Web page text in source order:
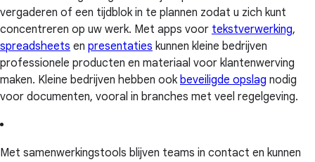
vergaderen of een tijdblok in te plannen zodat u zich kunt
concentreren op uw werk. Met apps voor tekstverwerking,
spreadsheets en presentaties kunnen kleine bedrijven
professionele producten en materiaal voor klantenwerving
maken. Kleine bedrijven hebben ook beveiligde opslag nodig
voor documenten, vooral in branches met veel regelgeving.
Met samenwerkingstools blijven teams in contact en kunnen